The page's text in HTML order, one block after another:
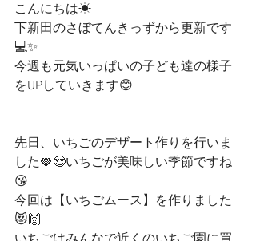
こんにちは☀
下新田のさぼてんきっずから更新です
💻✨
今週も元気いっぱいの子ども達の様子
をUPしていきます😊
先日、いちごのデザート作りを行いま
した🍓😍いちごが美味しい季節ですね
😘
今回は【いちごムース】を作りました
😻🙌